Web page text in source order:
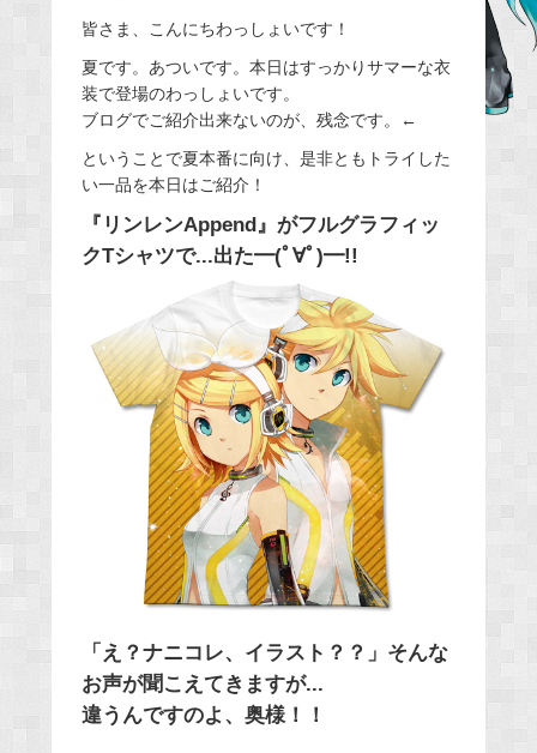
c
e
b
o
o
k
皆さま、こんにちわっしょいです！
夏です。あついです。本日はすっかりサマーな衣
装で登場のわっしょいです。
ブログでご紹介出来ないのが、残念です。←
ということで夏本番に向け、是非ともトライした
い一品を本日はご紹介！
『リンレンAppend』がフルグラフィッ
クTシャツで...出た━(ﾟ∀ﾟ)━!!
「え？ナニコレ、イラスト？？」そんな
お声が聞こえてきますが...
違うんですのよ、奥様！！